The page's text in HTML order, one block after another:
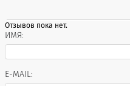
Отзывов пока нет.
ИМЯ:
E-MAIL: